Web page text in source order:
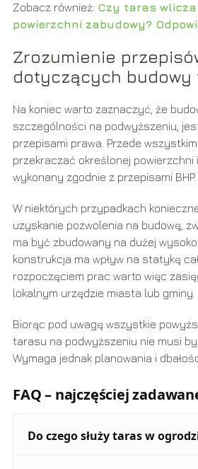
Zobacz również: Czy taras
powierzchni zabudowy?
Zrozumienie
dotyczących budowy
Na koniec warto zaznaczyć, że
szczególności na podwyższeniu,
przepisami prawa. Przede
przekraczać określonej powierzchni
wykonany zgodnie z przepisami BHP.
W niektórych przypadkach
uzyskanie pozwolenia na budowę,
ma być zbudowany na dużej
konstrukcja ma wpływ na statykę
rozpoczęciem prac warto więc
lokalnym urzędzie miasta lub gminy.
Biorąc pod uwagę wszystkie
tarasu na podwyższeniu nie musi
Wymaga jednak planowania i
FAQ – najczęściej
Do czego służy taras w